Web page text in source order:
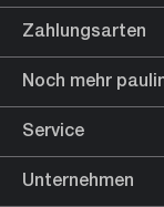
Zahlungsarten
Noch mehr
Service
Unternehmen